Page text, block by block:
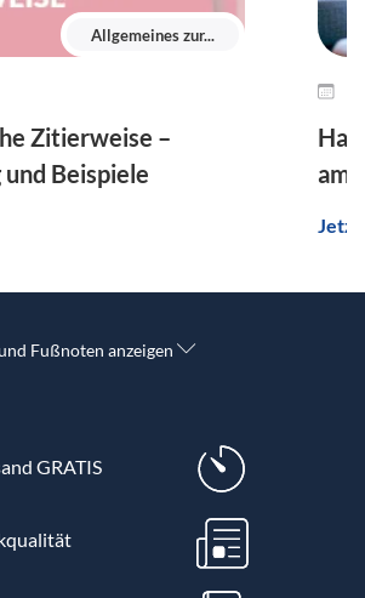
Allgemeines zur...
Zitierweise –
Beispiele
Fußnoten anzeigen
GRATIS